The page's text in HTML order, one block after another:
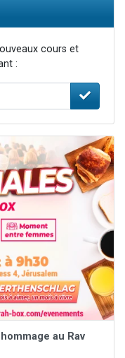
cours et
:
au Rav